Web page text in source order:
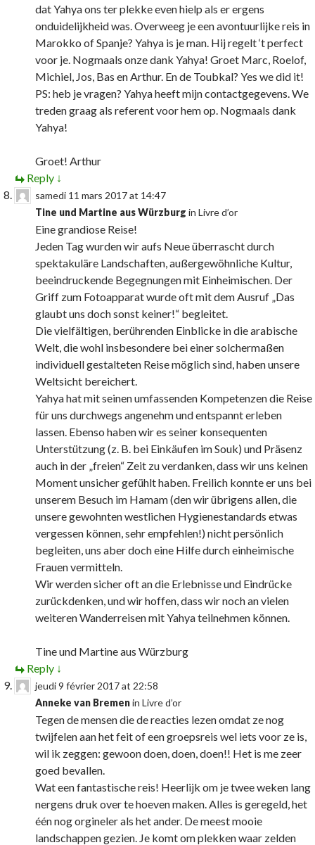
dat Yahya ons ter plekke even hielp als er ergens
onduidelijkheid was. Overweeg je een avontuurlijke reis in
Marokko of Spanje? Yahya is je man. Hij regelt ‘t perfect
voor je. Nogmaals onze dank Yahya! Groet Marc, Roelof,
Michiel, Jos, Bas en Arthur. En de Toubkal? Yes we did it!
PS: heb je vragen? Yahya heeft mijn contactgegevens. We
treden graag als referent voor hem op. Nogmaals dank
Yahya!
Groet! Arthur
Reply ↓
samedi 11 mars 2017 at 14:47
Tine und Martine aus Würzburg in Livre d’or
Eine grandiose Reise!
Jeden Tag wurden wir aufs Neue überrascht durch
spektakuläre Landschaften, außergewöhnliche Kultur,
beeindruckende Begegnungen mit Einheimischen. Der
Griff zum Fotoapparat wurde oft mit dem Ausruf „Das
glaubt uns doch sonst keiner!“ begleitet.
Die vielfältigen, berührenden Einblicke in die arabische
Welt, die wohl insbesondere bei einer solchermaßen
individuell gestalteten Reise möglich sind, haben unsere
Weltsicht bereichert.
Yahya hat mit seinen umfassenden Kompetenzen die Reise
für uns durchwegs angenehm und entspannt erleben
lassen. Ebenso haben wir es seiner konsequenten
Unterstützung (z. B. bei Einkäufen im Souk) und Präsenz
auch in der „freien“ Zeit zu verdanken, dass wir uns keinen
Moment unsicher gefühlt haben. Freilich konnte er uns bei
unserem Besuch im Hamam (den wir übrigens allen, die
unsere gewohnten westlichen Hygienestandards etwas
vergessen können, sehr empfehlen!) nicht persönlich
begleiten, uns aber doch eine Hilfe durch einheimische
Frauen vermitteln.
Wir werden sicher oft an die Erlebnisse und Eindrücke
zurückdenken, und wir hoffen, dass wir noch an vielen
weiteren Wanderreisen mit Yahya teilnehmen können.
Tine und Martine aus Würzburg
Reply ↓
jeudi 9 février 2017 at 22:58
Anneke van Bremenin Livre d’or
Tegen de mensen die de reacties lezen omdat ze nog
twijfelen aan het feit of een groepsreis wel iets voor ze is,
wil ik zeggen: gewoon doen, doen, doen!! Het is me zeer
goed bevallen.
Wat een fantastische reis! Heerlijk om je twee weken lang
nergens druk over te hoeven maken. Alles is geregeld, het
één nog orgineler als het ander. De meest mooie
landschappen gezien. Je komt om plekken waar zelden